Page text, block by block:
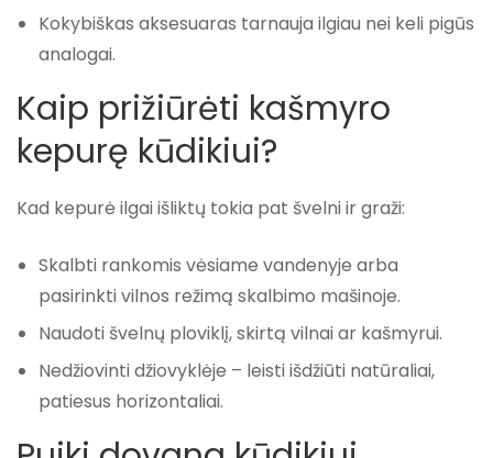
Kokybiškas aksesuaras tarnauja ilgiau nei keli pigūs
analogai.
Kaip prižiūrėti kašmyro
kepurę kūdikiui?
Kad kepurė ilgai išliktų tokia pat švelni ir graži:
Skalbti rankomis vėsiame vandenyje arba
pasirinkti vilnos režimą skalbimo mašinoje.
Naudoti švelnų ploviklį, skirtą vilnai ar kašmyrui.
Nedžiovinti džiovyklėje – leisti išdžiūti natūraliai,
patiesus horizontaliai.